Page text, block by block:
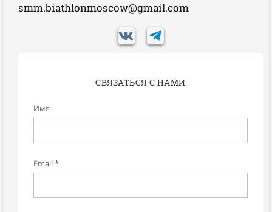
smm.biathlonmoscow@gmail.com
СВЯЗАТЬСЯ С НАМИ
Имя
Email *